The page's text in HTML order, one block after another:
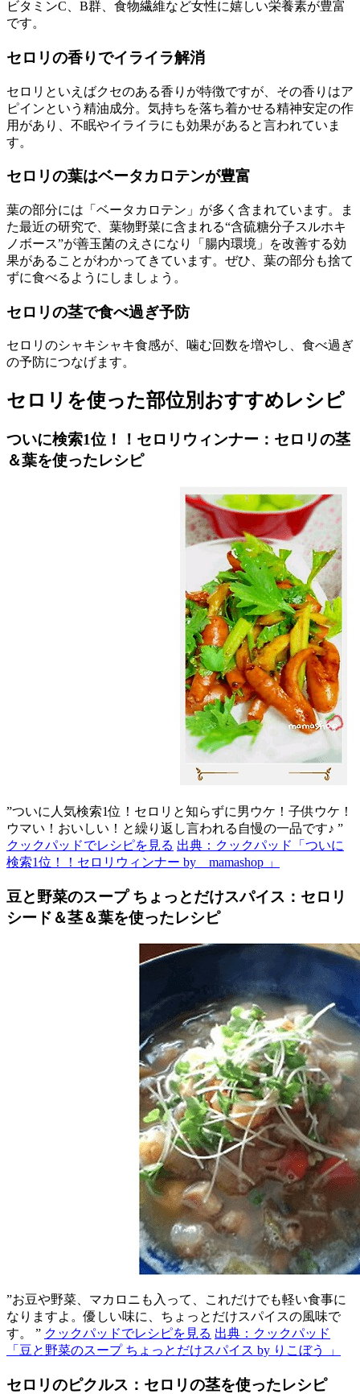
ビタミンC、B群、食物繊維など女性に嬉しい栄養素が豊富
です。
セロリの香りでイライラ解消
セロリといえばクセのある香りが特徴ですが、その香りはア
ピインという精油成分。気持ちを落ち着かせる精神安定の作
用があり、不眠やイライラにも効果があると言われていま
す。
セロリの葉はベータカロテンが豊富
葉の部分には「ベータカロテン」が多く含まれています。ま
た最近の研究で、葉物野菜に含まれる“含硫糖分子スルホキ
ノボース”が善玉菌のえさになり「腸内環境」を改善する効
果があることがわかってきています。ぜひ、葉の部分も捨て
ずに食べるようにしましょう。
セロリの茎で食べ過ぎ予防
セロリのシャキシャキ食感が、噛む回数を増やし、食べ過ぎ
の予防につなげます。
セロリを使った部位別おすすめレシピ
ついに検索1位！！セロリウィンナー：セロリの茎
＆葉を使ったレシピ
”ついに人気検索1位！セロリと知らずに男ウケ！子供ウケ！
ウマい！おいしい！と繰り返し言われる自慢の一品です♪ ”
クックパッドでレシピを見る 出典：クックパッド「ついに
検索1位！！セロリウィンナー by mamashop 」
豆と野菜のスープ ちょっとだけスパイス：セロリ
シード＆茎＆葉を使ったレシピ
”お豆や野菜、マカロニも入って、これだけでも軽い食事に
なりますよ。優しい味に、ちょっとだけスパイスの風味で
す。 ” クックパッドでレシピを見る 出典：クックパッド
「豆と野菜のスープ ちょっとだけスパイス by りこぼう 」
セロリのピクルス：セロリの茎を使ったレシピ